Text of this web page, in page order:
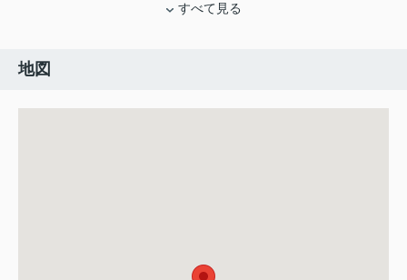
すべて見る
地図